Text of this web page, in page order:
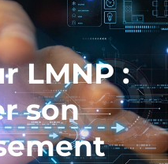
LMNP :
son